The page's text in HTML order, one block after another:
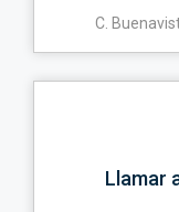
C.
Llamar